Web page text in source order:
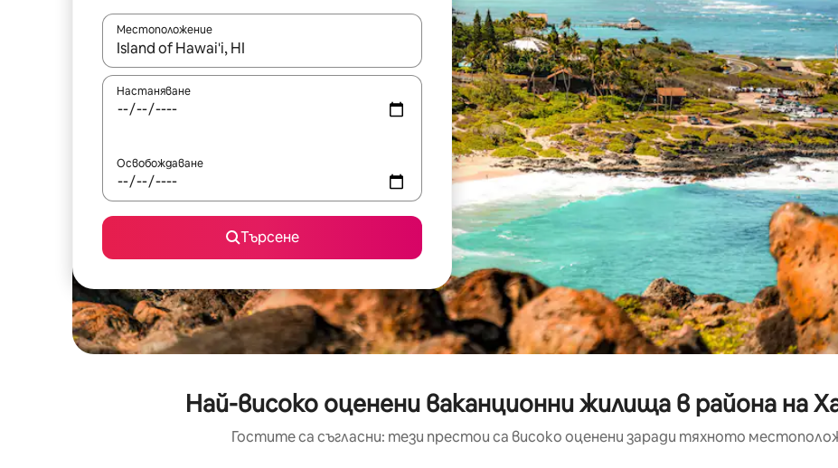
Местоположение
Когато резултатите се покажат, използвайте клавишите със стрелки нагоре и надолу или навигирайте с
Настаняване
Освобождаване
Търсене
Най-високо оценени ваканционни жилища в района на
Гостите са съгласни: тези престои са високо оценени заради тяхното